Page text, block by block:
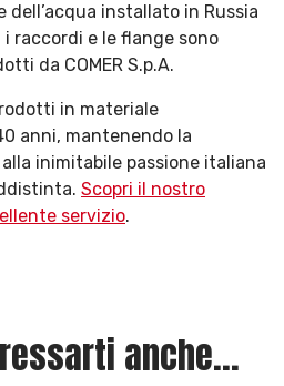
dell’acqua installato in Russia
i raccordi e le flange sono
da COMER S.p.A.
in materiale
anni, mantenendo la
inimitabile passione italiana
Scopri il nostro
servizio.
anche...